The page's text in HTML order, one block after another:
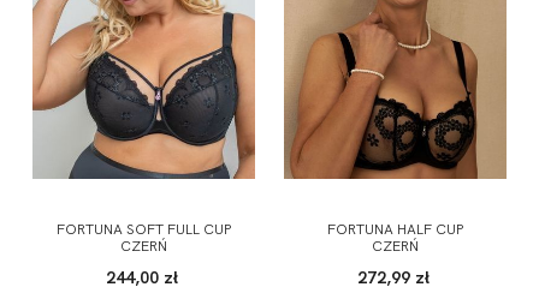
FORTUNA SOFT FULL CUP
CZERŃ
244,00 zł
FORTUNA HALF CUP
CZERŃ
272,99 zł